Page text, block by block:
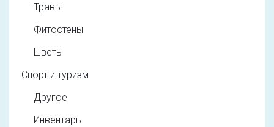
Травы
Фитостены
Цветы
Спорт и туризм
Другое
Инвентарь